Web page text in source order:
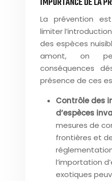
La prévention
limiter
des espèces
amont, on
conséquences
présence de ces
Contrôle des
d’espèces
mesures de
frontières et
l’importation
exotiques